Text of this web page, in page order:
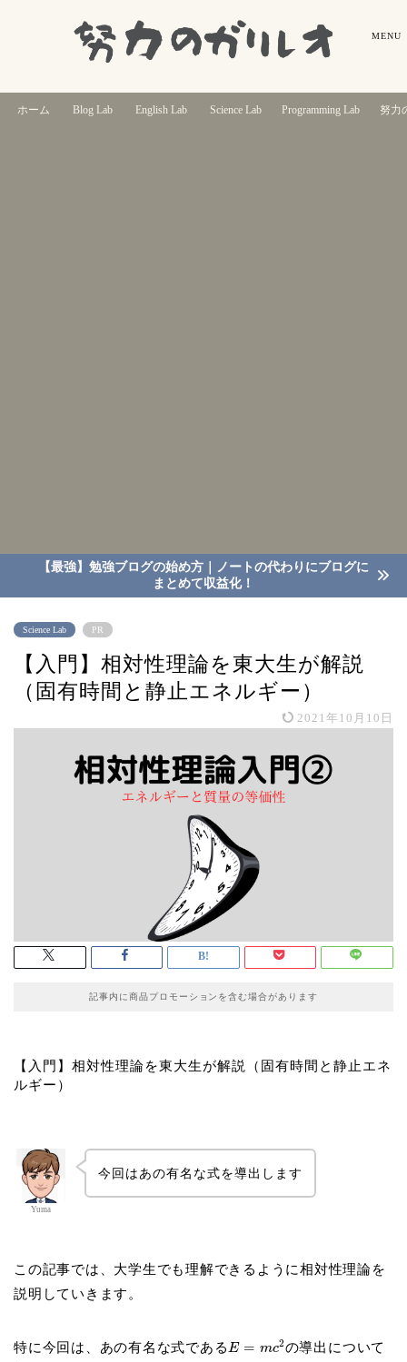
ホーム Blog Lab English Lab Science Lab Programming Lab 努力
【最強】勉強ブログの始め方｜ノートの代わりにブログに
まとめて収益化！
Science Lab PR
【入門】相対性理論を東大生が解説
（固有時間と静止エネルギー）
2021年10月10日
記事内に商品プロモーションを含む場合があります
【入門】相対性理論を東大生が解説（固有時間と静止エネ
ルギー）
Yuma
今回はあの有名な式を導出します
この記事では、大学生でも理解できるように相対性理論を
説明していきます。
特に今回は、 あの有名な式であるE = mc2の導出について